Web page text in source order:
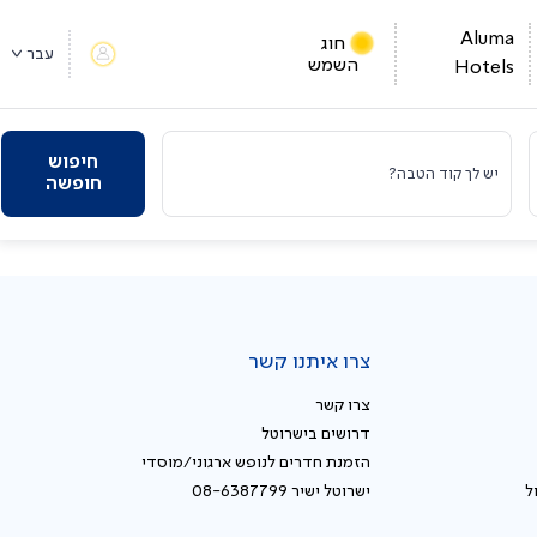
Aluma
Hotels
חוג
השמש
עבר
יש לך קוד הטבה?
חיפוש
חופשה
צרו איתנו קשר
צרו קשר
דרושים בישרוטל
הזמנת חדרים לנופש ארגוני/מוסדי
ישרוטל ישיר 08-6387799